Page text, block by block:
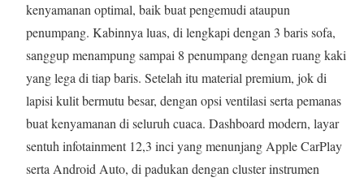
kenyamanan optimal, baik buat pengemudi ataupun
penumpang. Kabinnya luas, di lengkapi dengan 3 baris sofa,
sanggup menampung sampai 8 penumpang dengan ruang kaki
yang lega di tiap baris. Setelah itu material premium, jok di
lapisi kulit bermutu besar, dengan opsi ventilasi serta pemanas
buat kenyamanan di seluruh cuaca. Dashboard modern, layar
sentuh infotainment 12,3 inci yang menunjang Apple CarPlay
serta Android Auto, di padukan dengan cluster instrumen